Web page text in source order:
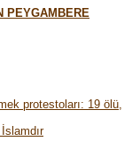
PEYGAMBERE
protestoları: 19 ölü,